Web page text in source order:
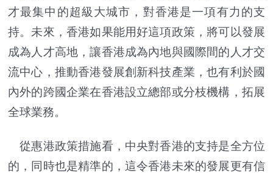
才最集中的超級大城市，對香港是一項有力的支
持。未來，香港如果能用好這項政策，將可以發展
成為人才高地，讓香港成為內地與國際間的人才交
流中心，推動香港發展創新科技產業，也有利於國
內外的跨國企業在香港設立總部或分枝機構，拓展
全球業務。
從惠港政策措施看，中央對香港的支持是全方位
的，同時也是精準的，這令香港未來的發展更有信